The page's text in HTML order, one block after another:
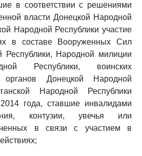
в соответствии с решениями
власти Донецкой Народной
Народной Республики участие
в составе Вооруженных Сил
Республики, Народной милиции
Республики, воинских
Донецкой Народной
Народной Республики
года, ставшие инвалидами
контузии, увечья или
в связи с участием в